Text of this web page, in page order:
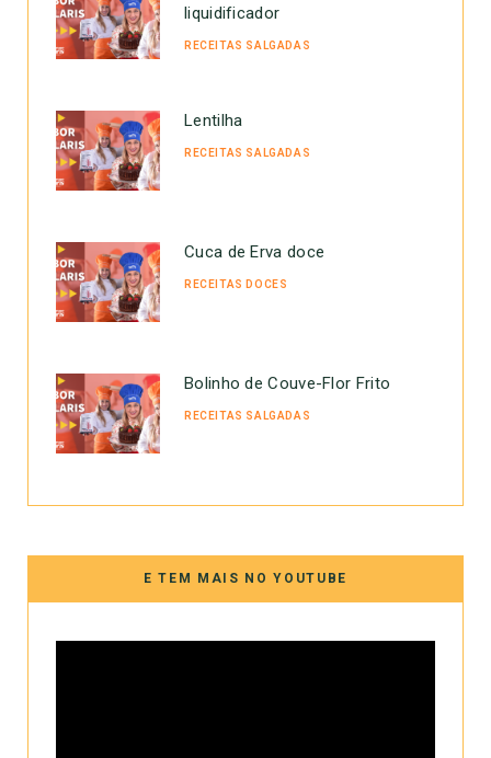
liquidificador
RECEITAS SALGADAS
Lentilha
RECEITAS SALGADAS
Cuca de Erva doce
RECEITAS DOCES
Bolinho de Couve-Flor Frito
RECEITAS SALGADAS
E TEM MAIS NO YOUTUBE